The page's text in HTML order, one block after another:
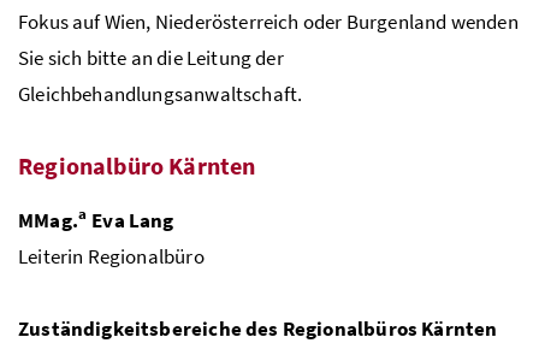
Fokus auf Wien, Niederösterreich oder Burgenland wenden
Sie sich bitte an die Leitung der
Gleichbehandlungsanwaltschaft.
Regionalbüro Kärnten
MMag.a Eva Lang
Leiterin Regionalbüro
Zuständigkeitsbereiche des Regionalbüros Kärnten